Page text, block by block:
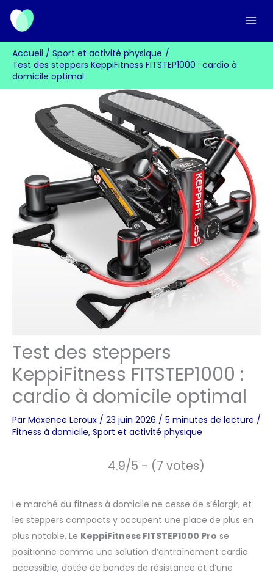
Aller
contenu
Accueil
Sport et activité physique
Test des steppers KeppiFitness FITSTEP1000 : cardio à
domicile optimal
Test des steppers
KeppiFitness FITSTEP1000 :
cardio à domicile optimal
Par Maxence Leroux / 23 juin 2026 / 5 minutes de lecture /
Fitness à domicile, Sport et activité physique
4.9/5 - (7 votes)
Le marché du fitness à domicile ne cesse de s’élargir, et
les steppers compacts y occupent une place de plus en
plus notable. Le KeppiFitness FITSTEP1000 Pro se
positionne comme une solution d’entraînement cardio
accessible, dotée de bandes de résistance et d’une